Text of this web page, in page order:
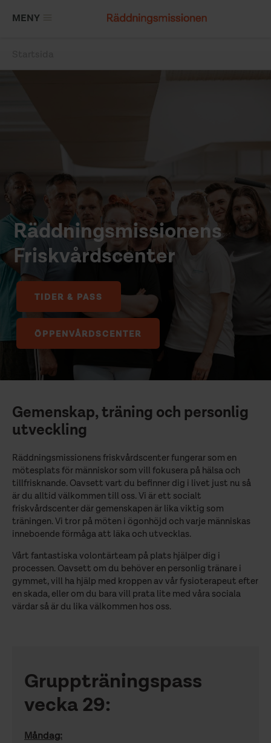
MENY
Länkstig
Räddningsmissionens
Friskvårdscenter
TIDER & PASS
ÖPPENVÅRDSCENTER
Gemenskap, träning och personlig
utveckling
Räddningsmissionens friskvårdscenter fungerar som en
mötesplats för människor som vill fokusera på hälsa och
tillfrisknande. Oavsett vart du befinner dig i livet just nu så
är du alltid välkommen till oss. Vi är ett socialt
friskvårdscenter där gemenskapen är lika viktig som
träningen. Vi tror på möten i ögonhöjd och varje människas
inneboende förmåga att läka och utvecklas.
Vårt fantastiska volontärteam på plats hjälper dig i
processen. Oavsett om du behöver en personlig tränare i
gymmet, vill ha hjälp med kroppen av vår fysioterapeut efter
en skada, eller om du bara vill prata lite med våra sociala
värdar så är du lika välkommen hos oss.
Gruppträningspass
vecka 29:
Måndag: